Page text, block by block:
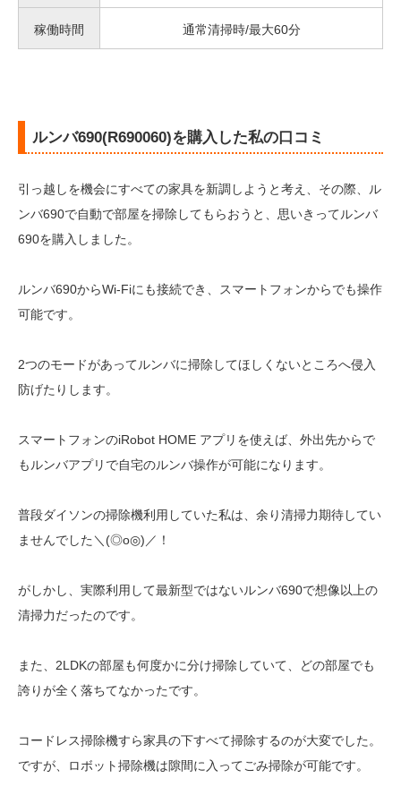
稼働時間 通常清掃時/最大60分
ルンバ690(R690060)を購入した私の口コミ
引っ越しを機会にすべての家具を新調しようと考え、その際、ル
ンバ690で自動で部屋を掃除してもらおうと、思いきってルンバ
690を購入しました。
ルンバ690からWi-Fiにも接続でき、スマートフォンからでも操作
可能です。
2つのモードがあってルンバに掃除してほしくないところへ侵入
防げたりします。
スマートフォンのiRobot HOME アプリを使えば、外出先からで
もルンバアプリで自宅のルンバ操作が可能になります。
普段ダイソンの掃除機利用していた私は、余り清掃力期待してい
ませんでした＼(◎o◎)／！
がしかし、実際利用して最新型ではないルンバ690で想像以上の
清掃力だったのです。
また、2LDKの部屋も何度かに分け掃除していて、どの部屋でも
誇りが全く落ちてなかったです。
コードレス掃除機すら家具の下すべて掃除するのが大変でした。
ですが、ロボット掃除機は隙間に入ってごみ掃除が可能です。